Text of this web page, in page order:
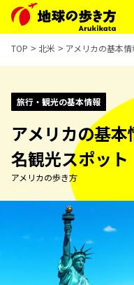
TOP 北米 アメリカの基本
旅行・観光の基本情報
アメリカの基
名観光スポット
アメリカの歩き方